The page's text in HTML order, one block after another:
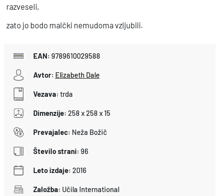
h
razveseli,
zato jo bodo malčki nemudoma vzljubili.
EAN: 9789610029588
Avtor: Elizabeth Dale
Vezava: trda
Dimenzije: 258 x 258 x 15
Prevajalec: Neža Božič
Število strani: 96
Leto izdaje: 2016
Založba: Učila International